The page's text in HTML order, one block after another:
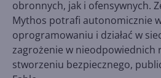
obronnych, jak i ofensywnych.
Mythos potrafi autonomicznie
oprogramowaniu i działać w
zagrożenie w nieodpowiednich
stworzeniu bezpiecznego,